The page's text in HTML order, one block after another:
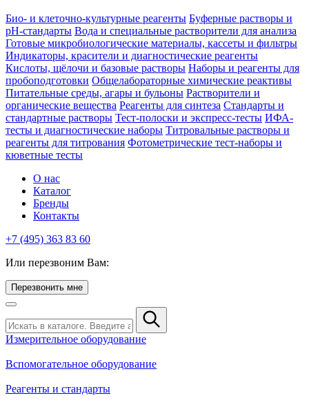
Био- и клеточно-культурные реагенты Буферные растворы и
pH-стандарты Вода и специальные растворители для анализа
Готовые микробиологические материалы, кассеты и фильтры
Индикаторы, красители и диагностические реагенты
Кислоты, щёлочи и базовые растворы Наборы и реагенты для
пробоподготовки Общелабораторные химические реактивы
Питательные среды, агары и бульоны Растворители и
органические вещества Реагенты для синтеза Стандарты и
стандартные растворы Тест-полоски и экспресс-тесты ИФА-
тесты и диагностические наборы Титровальные растворы и
реагенты для титрования Фотометрические тест-наборы и
кюветные тесты
О нас
Каталог
Бренды
Контакты
+7 (495) 363 83 60
Или перезвоним Вам:
Перезвонить мне
Измерительное оборудование
Вспомогательное оборудование
Реагенты и стандарты